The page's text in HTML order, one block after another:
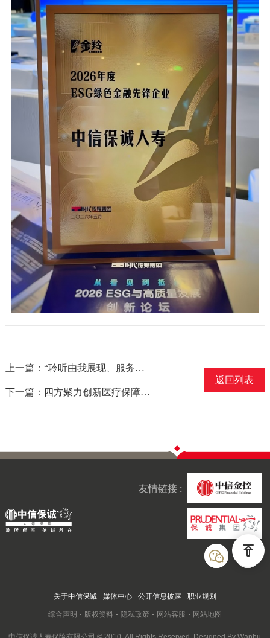
上一篇：“聆听由我展现、服务因您改变”——高阶接待日活动
下一篇：四方聚力创新医疗保障——中信保诚人寿以「好硼友」开篇服务健康中国战略
返回列表
友情链接 :
关于中信保诚 媒体中心 公开信息披露 职业规划
综合声明 版权资料 隐私政策 网站客服 网站地图